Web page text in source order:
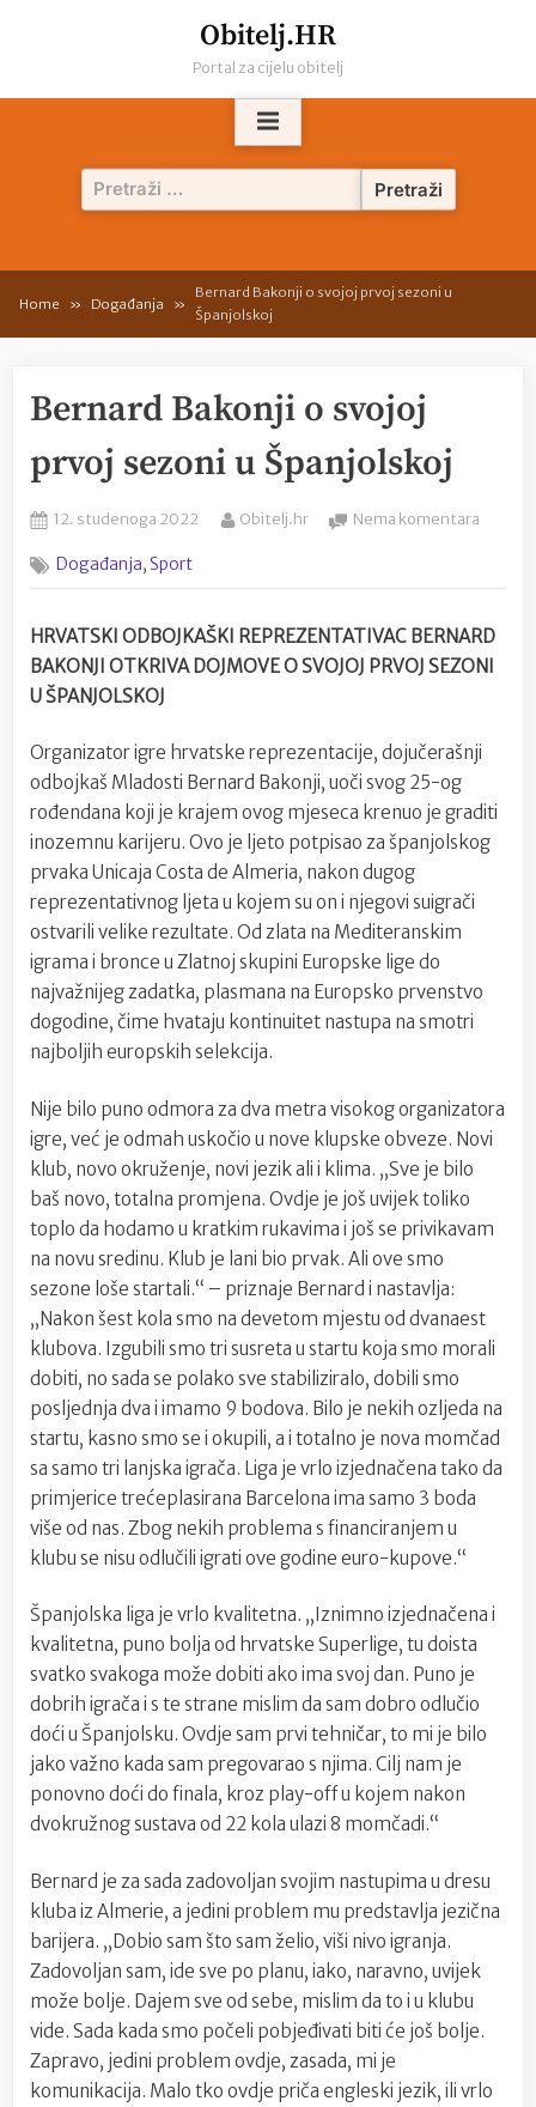
Obitelj.HR
Portal za cijelu obitelj
Pretraži:
Home Događanja
Bernard Bakonji o svojoj prvoj sezoni u
Španjolskoj
Bernard Bakonji o svojoj
prvoj sezoni u Španjolskoj
Posted
12. studenoga 2022 By
Obitelj.hr Nema komentara
o
prvoj
sezoni
Događanja,Sport
HRVATSKI ODBOJKAŠKI REPREZENTATIVAC BERNARD
BAKONJI OTKRIVA DOJMOVE O SVOJOJ PRVOJ SEZONI
U ŠPANJOLSKOJ
Organizator igre hrvatske reprezentacije, dojučerašnji
odbojkaš Mladosti Bernard Bakonji, uoči svog 25-og
rođendana koji je krajem ovog mjeseca krenuo je graditi
inozemnu karijeru. Ovo je ljeto potpisao za španjolskog
prvaka Unicaja Costa de Almeria, nakon dugog
reprezentativnog ljeta u kojem su on i njegovi suigrači
ostvarili velike rezultate. Od zlata na Mediteranskim
igrama i bronce u Zlatnoj skupini Europske lige do
najvažnijeg zadatka, plasmana na Europsko prvenstvo
dogodine, čime hvataju kontinuitet nastupa na smotri
najboljih europskih selekcija.
Nije bilo puno odmora za dva metra visokog organizatora
igre, već je odmah uskočio u nove klupske obveze. Novi
klub, novo okruženje, novi jezik ali i klima. „Sve je bilo
baš novo, totalna promjena. Ovdje je još uvijek toliko
toplo da hodamo u kratkim rukavima i još se privikavam
na novu sredinu. Klub je lani bio prvak. Ali ove smo
sezone loše startali.“ – priznaje Bernard i nastavlja:
„Nakon šest kola smo na devetom mjestu od dvanaest
klubova. Izgubili smo tri susreta u startu koja smo morali
dobiti, no sada se polako sve stabiliziralo, dobili smo
posljednja dva i imamo 9 bodova. Bilo je nekih ozljeda na
startu, kasno smo se i okupili, a i totalno je nova momčad
sa samo tri lanjska igrača. Liga je vrlo izjednačena tako da
primjerice trećeplasirana Barcelona ima samo 3 boda
više od nas. Zbog nekih problema s financiranjem u
klubu se nisu odlučili igrati ove godine euro-kupove.“
Španjolska liga je vrlo kvalitetna. „Iznimno izjednačena i
kvalitetna, puno bolja od hrvatske Superlige, tu doista
svatko svakoga može dobiti ako ima svoj dan. Puno je
dobrih igrača i s te strane mislim da sam dobro odlučio
doći u Španjolsku. Ovdje sam prvi tehničar, to mi je bilo
jako važno kada sam pregovarao s njima. Cilj nam je
ponovno doći do finala, kroz play-off u kojem nakon
dvokružnog sustava od 22 kola ulazi 8 momčadi.“
Bernard je za sada zadovoljan svojim nastupima u dresu
kluba iz Almerie, a jedini problem mu predstavlja jezična
barijera. „Dobio sam što sam želio, viši nivo igranja.
Zadovoljan sam, ide sve po planu, iako, naravno, uvijek
može bolje. Dajem sve od sebe, mislim da to i u klubu
vide. Sada kada smo počeli pobjeđivati biti će još bolje.
Zapravo, jedini problem ovdje, zasada, mi je
komunikacija. Malo tko ovdje priča engleski jezik, ili vrlo